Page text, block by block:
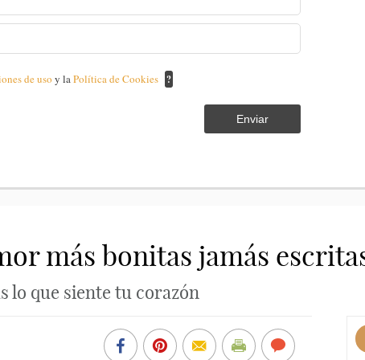
de usoy laPolítica de Cookies ?
Enviar
más bonitas jamás
lo que siente tu corazón